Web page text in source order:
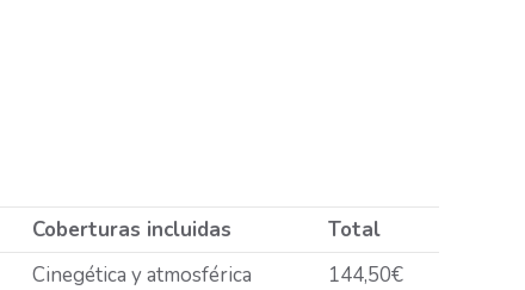
Coberturas incluidas
Total
Cinegética y atmosférica 144,50€